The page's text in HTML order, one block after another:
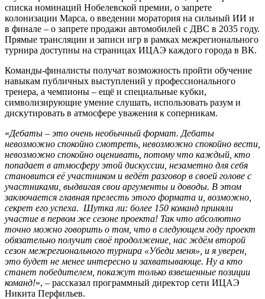
списка номинаций Нобелевской премии, о запрете
колонизации Марса, о введении моратория на сильный ИИ и
в финале – о запрете продажи автомобилей с ДВС в 2035 году.
Прямые трансляции и записи игр в рамках межрегионального
турнира доступны на страницах ИЦАЭ каждого города в ВК.
Команды-финалисты получат возможность пройти обучение
навыкам публичных выступлений у профессионального
тренера, а чемпионы – ещё и специальные кубки,
символизирующие умение слушать, использовать разум и
дискутировать в атмосфере уважения к соперникам.
«Дебаты – это очень необычный формат. Дебаты
невозможно спокойно смотреть, невозможно спокойно вести,
невозможно спокойно оценивать, потому что каждый, кто
попадает в атмосферу этой дискуссии, незаметно для себя
становится её участником и ведёт разговор в своей голове с
участниками, выдвигая свои аргументы и доводы. В этом
заключается главная прелесть этого формата и, возможно,
секрет его успеха. Шутка ли: более 150 команд приняли
участие в первом же сезоне проекта! Так что абсолютно
точно можно говорить о том , что в следующем году проект
обязательно получит своё продолжение, нас ждём второй
сезон межрегионального турнира «Убеди меня», и я уверен,
это будет не менее интересно и захватывающе. Ну а кто
станет победителем, покажут только взвешенные позиции
команд!», – рассказал программный директор сети ИЦАЭ
Никита Перфильев.